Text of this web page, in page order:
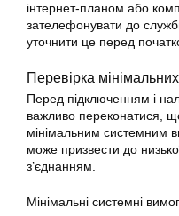
інтернет-планом або
зателефонувати до
уточнити це перед
Перевірка
Перед підключенням і
важливо переконатися,
мінімальним системним
може призвести до
з’єднанням.
Мінімальні системні